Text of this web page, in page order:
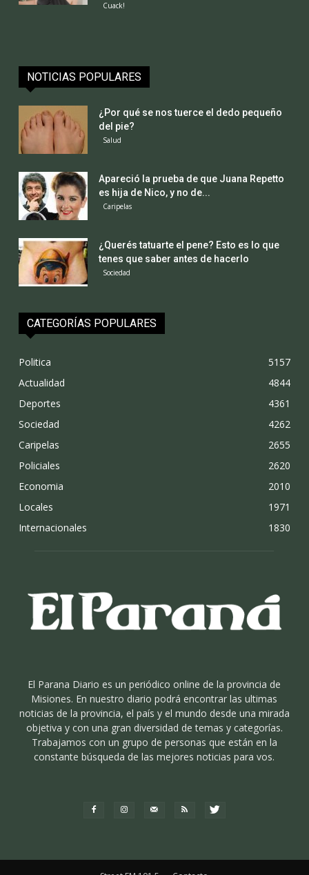
Cuack!
NOTICIAS POPULARES
¿Por qué se nos tuerce el dedo pequeño
del pie?
Salud
Apareció la prueba de que Juana Repetto
es hija de Nico, y no de...
Caripelas
¿Querés tatuarte el pene? Esto es lo que
tenes que saber antes de hacerlo
Sociedad
CATEGORÍAS POPULARES
Politica
5157
Actualidad
4844
Deportes
4361
Sociedad
4262
Caripelas
2655
Policiales
2620
Economia
2010
Locales
1971
Internacionales
1830
El Parana Diario es un periódico online de la provincia de
Misiones. En nuestro diario podrá encontrar las ultimas
noticias de la provincia, el país y el mundo desde una mirada
objetiva y con una gran diversidad de temas y categorías.
Trabajamos con un grupo de personas que están en la
constante búsqueda de las mejores noticias para vos.